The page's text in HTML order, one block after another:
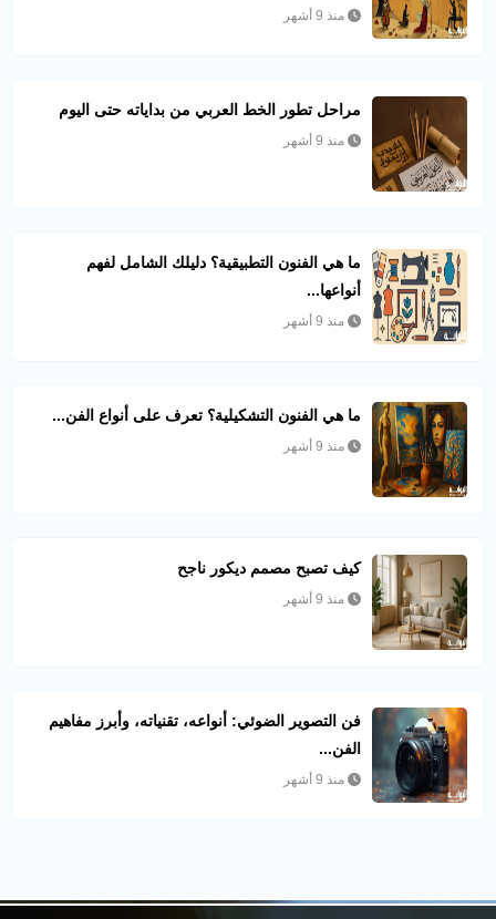
منذ 9 أشهر
مراحل تطور الخط العربي من بداياته حتى اليوم
منذ 9 أشهر
ما هي الفنون التطبيقية؟ دليلك الشامل لفهم
أنواعها...
منذ 9 أشهر
ما هي الفنون التشكيلية؟ تعرف على أنواع الفن...
منذ 9 أشهر
كيف تصبح مصمم ديكور ناجح
منذ 9 أشهر
فن التصوير الضوئي: أنواعه، تقنياته، وأبرز مفاهيم
الفن...
منذ 9 أشهر